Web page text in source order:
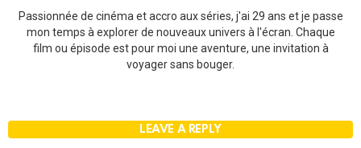
Passionnée de cinéma et accro aux séries, j'ai 29 ans et je passe
mon temps à explorer de nouveaux univers à l'écran. Chaque
film ou épisode est pour moi une aventure, une invitation à
voyager sans bouger.
LEAVE A REPLY